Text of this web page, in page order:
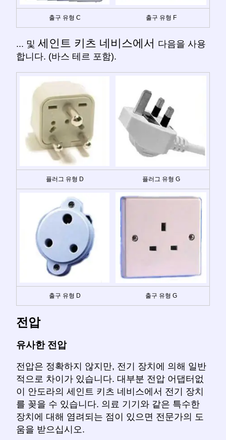
출구 유형 C 출구 유형 F
... 및 세인트 키츠 네비스에서 다음을 사용
합니다. (바스 테르 포함).
플러그 유형 D 플러그 유형 G
출구 유형 D 출구 유형 G
전압
유사한 전압
전압은 정확하지 않지만, 전기 장치에 의해 일반
적으로 차이가 있습니다. 대부분 전압 어댑터없
이 안도라의 세인트 키츠 네비스에서 전기 장치
를 꽂을 수 있습니다. 의료 기기와 같은 특수한
장치에 대해 염려되는 점이 있으면 전문가의 도
움을 받으십시오.